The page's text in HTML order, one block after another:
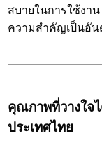
สบายในการใช้งา
ความสำคัญเป็นอัน
คุณภาพที่วางใจไ
ประเทศไทย